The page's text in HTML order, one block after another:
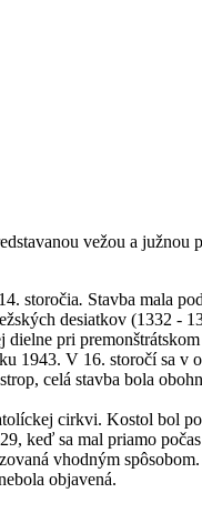
vežou a južnou
storočia. Stavba mala
desiatkov (1332 -
pri
1943. V 16. storočí sa v
celá stavba bola
cirkvi. Kostol bol
keď sa mal priamo
vhodným
objavená.